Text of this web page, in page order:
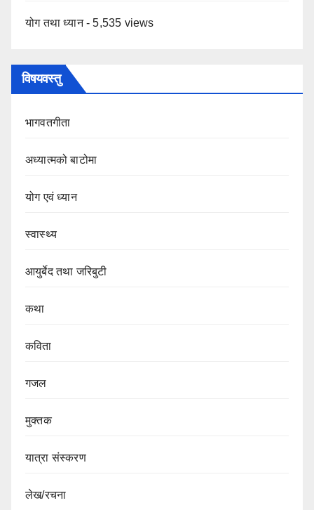
योग तथा ध्यान- 5,535 views
विषयवस्तु
भागवतगीता
अध्यात्मको बाटोमा
योग एवं ध्यान
स्वास्थ्य
आयुर्बेद तथा जरिबुटी
कथा
कविता
गजल
मुक्तक
यात्रा संस्करण
लेख/रचना